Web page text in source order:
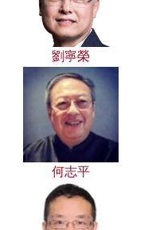
劉寧榮
何志平